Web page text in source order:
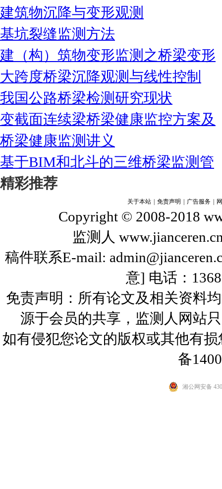
建筑物沉降与变形观测
基坑裂缝监测方法
建（构）筑物变形监测之桥梁变形
大跨度桥梁沉降观测与线性控制
我国公路桥梁检测研究现状
变截面连续梁桥梁健康监控方案及
桥梁健康监测讲义
基于BIM和北斗的三维桥梁监测管
精彩推荐
关于本站 免责声明 广告服务
Copyright © 2008-2018
监测人
稿件联系E-mail:
意] 电话：
免责声明：所有论文及相关资料
源于会员的共享，监测人网站
如有侵犯您论文的版权或其他有
备
湘公网安备